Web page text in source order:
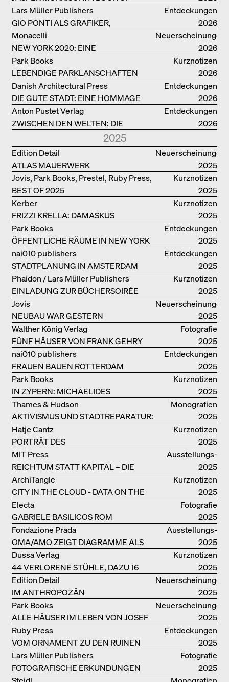
THINGS
Entdeckungen
GIO PONTI ALS GRAFIKER,
ARCHITEKT, DESIGNER….
Lars Müller Publishers
2026
Neuerscheinungen
NEW YORK 2020: EINE
ENZYKLOPÄDIE DER ARCHITEKTUR
Monacelli
2026
Kurznotizen
LEBENDIGE PARKLANSCHAFTEN
Park Books
2026
Entdeckungen
DIE GUTE STADT: EINE HOMMAGE
DES MENSCHENFREUNDS JAN GEHL
Danish Architectural Press
2026
Entdeckungen
ZWISCHEN DEN WELTEN: DIE
POWER-ARCHITEKTIN ELIZABETH
SCHEU CLOSE
Anton Pustet Verlag
2026
2025
Neuerscheinungen
ATLAS MAUERWERK
Edition Detail
2025
Kurznotizen
BEST OF 2025
Jovis, Park Books, Prestel, Ruby Press,
Scheidegger Spiess, Steidl, Thames &
Hudson, Walther König
2025
Kurznotizen
FRIZZI KRELLA: DAMASKUS
Kerber
2025
Entdeckungen
ÖFFENTLICHE RÄUME IN NEW YORK
Park Books
2025
Entdeckungen
STADTPLANUNG IN AMSTERDAM
nai010 publishers
2025
Kurznotizen
EINLADUNG ZUR BÜCHERSOIRÉE
Phaidon / Lars Müller Publishers
2025
Neuerscheinungen
NEUBAU WAR GESTERN
Jovis
2025
Fotografie
FÜNF HÄUSER VON FRANK GEHRY
Walther König Verlag
2025
Entdeckungen
FRAUEN BAUEN ROTTERDAM
nai010 publishers
2025
Kurznotizen
IN ZYPERN: MICHAELIDES
RESIDENCE
Park Books
2025
Monografien
AKTIVISMUS UND STADTREPARATUR:
ASSEMBLE
Thames & Hudson
2025
Kurznotizen
PORTRÄT DES
PRODUKTIONSGEBÄUDES THE PLUS
DER BJARKE INGELS GROUP
Hatje Cantz
2025
Ausstellungs­
kataloge
REICHTUM STATT KAPITAL – DIE
ARCHITEKTUR VON ANUPAMA
KUNDOO
MIT Press
2025
Kurznotizen
CITY IN THE CLOUD - DATA ON THE
GROUND
ArchiTangle
2025
Fotografie
GABRIELE BASILICOS ROM
Electa
2025
Ausstellungs­
kataloge
OMA/AMO ZEIGT DIAGRAMME ALS
NARRATIVE DER ERKENNTNIS
Fondazione Prada
2025
Kurznotizen
44 VERLORENE STÜHLE, DAZU 16
SOFAS UND BÄNKE
Dussa Verlag
2025
Neuerscheinungen
IM ANTHROPOZÄN
Edition Detail
2025
Neuerscheinungen
ALLE HÄUSER IM LEBEN VON JOSEF
FRANK
Park Books
2025
Entdeckungen
VOM ORNAMENT ZU DEN RUINEN
DES ALLTAGS
Ruby Press
2025
Fotografie
FOTOGRAFISCHE ERKUNDUNGEN
Lars Müller Publishers
2025